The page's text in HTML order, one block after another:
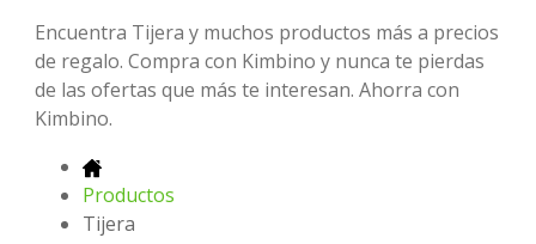
Encuentra Tijera y muchos productos más a precios
de regalo. Compra con Kimbino y nunca te pierdas
de las ofertas que más te interesan. Ahorra con
Kimbino.
Productos
Tijera